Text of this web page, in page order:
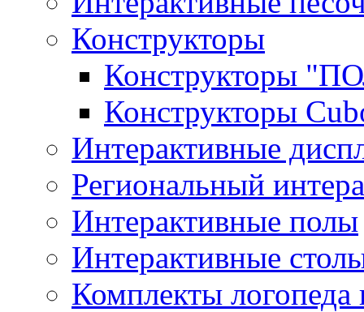
Конструкторы
Конструкторы
Конструкторы
Интерактивные
Региональный
Интерактивные полы
Интерактивные
Комплекты логопеда